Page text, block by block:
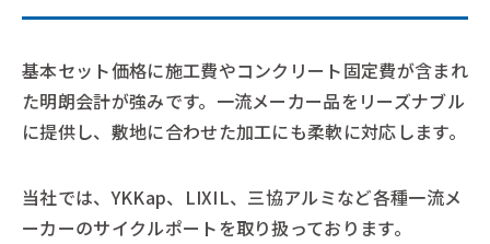
基本セット価格に施工費やコンクリート固定費が含まれ
た明朗会計が強みです。一流メーカー品をリーズナブル
に提供し、敷地に合わせた加工にも柔軟に対応します。
当社では、YKKap、LIXIL、三協アルミなど各種一流メ
ーカーのサイクルポートを取り扱っております。